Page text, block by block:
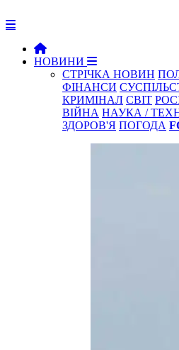
НОВИНИ
СТРІЧКА НОВИН
ФІНАНСИ
КРИМІНАЛ СВІТ
ВІЙНА НАУКА /
ЗДОРОВ'Я ПОГОДА